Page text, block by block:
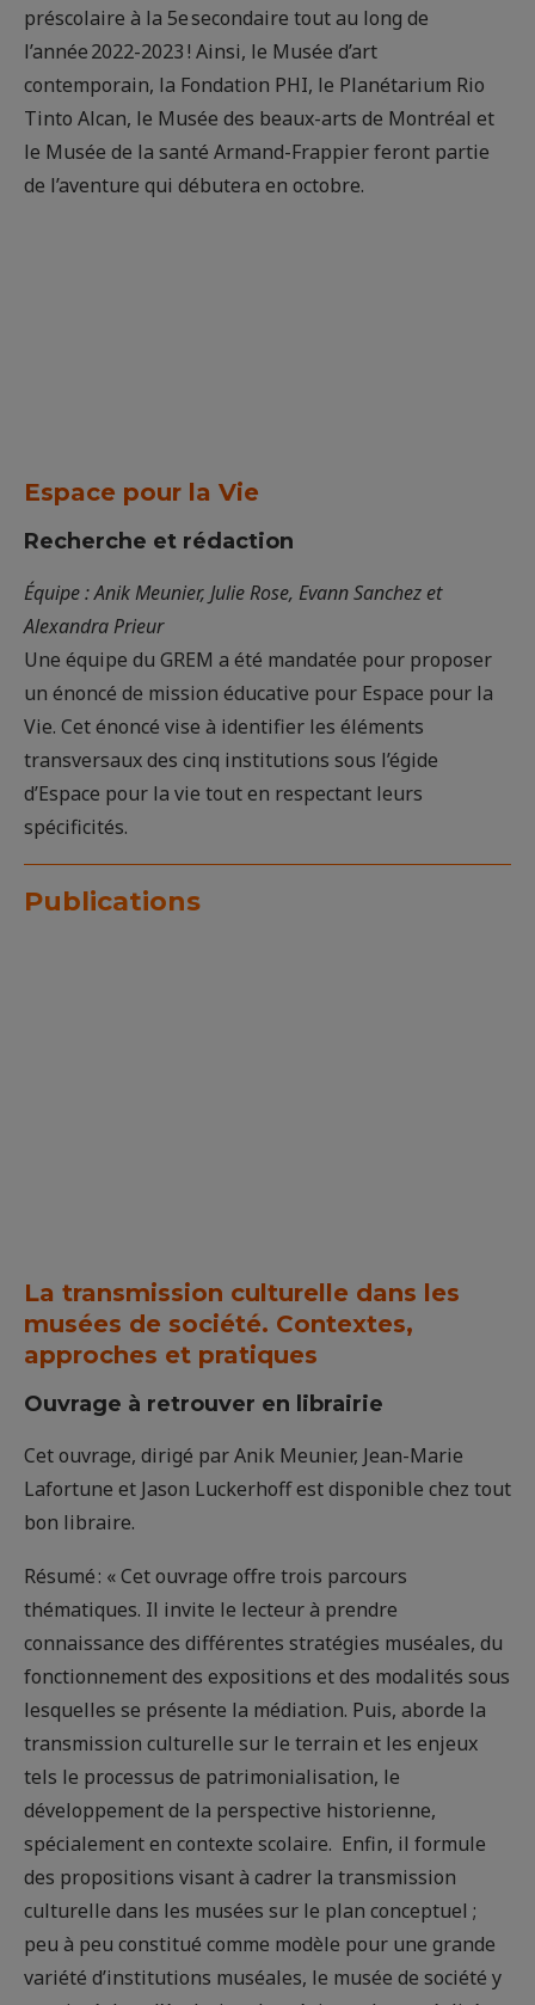
préscolaire à la 5e secondaire tout au long de
l’année 2022-2023 ! Ainsi, le Musée d’art
contemporain, la Fondation PHI, le Planétarium Rio
Tinto Alcan, le Musée des beaux-arts de Montréal et
le Musée de la santé Armand-Frappier feront partie
de l’aventure qui débutera en octobre.
Espace pour la Vie
Recherche et rédaction
Équipe : Anik Meunier, Julie Rose, Evann Sanchez et
Alexandra Prieur
Une équipe du GREM a été mandatée pour proposer
un énoncé de mission éducative pour Espace pour la
Vie. Cet énoncé vise à identifier les éléments
transversaux des cinq institutions sous l’égide
d’Espace pour la vie tout en respectant leurs
spécificités.
Publications
La transmission culturelle dans les
musées de société. Contextes,
approches et pratiques
Ouvrage à retrouver en librairie
Cet ouvrage, dirigé par Anik Meunier, Jean-Marie
Lafortune et Jason Luckerhoff est disponible chez tout
bon libraire.
Résumé : « Cet ouvrage offre trois parcours
thématiques. Il invite le lecteur à prendre
connaissance des différentes stratégies muséales, du
fonctionnement des expositions et des modalités sous
lesquelles se présente la médiation. Puis, aborde la
transmission culturelle sur le terrain et les enjeux
tels le processus de patrimonialisation, le
développement de la perspective historienne,
spécialement en contexte scolaire. Enfin, il formule
des propositions visant à cadrer la transmission
culturelle dans les musées sur le plan conceptuel ;
peu à peu constitué comme modèle pour une grande
variété d’institutions muséales, le musée de société y